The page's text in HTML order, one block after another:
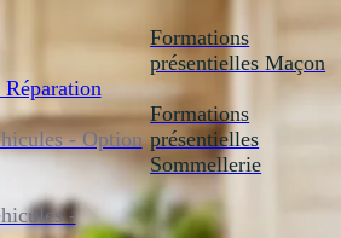
- Option
-
Formations
présentielles Maçon
Formations
présentielles
Sommellerie